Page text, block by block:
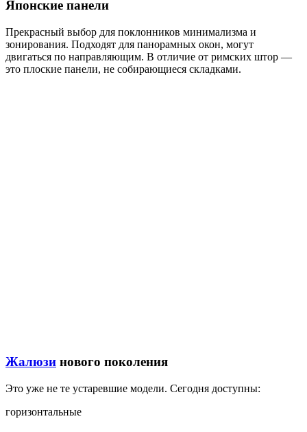
Японские панели
Прекрасный выбор для поклонников минимализма и
зонирования. Подходят для панорамных окон, могут
двигаться по направляющим. В отличие от римских штор —
это плоские панели, не собирающиеся складками.
Жалюзи нового поколения
Это уже не те устаревшие модели. Сегодня доступны:
горизонтальные